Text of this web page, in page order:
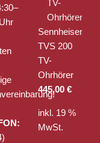
Sennheiser
TVS 200
TV-
Ohrhörer
445,00 €
inkl. 19 %
MwSt.